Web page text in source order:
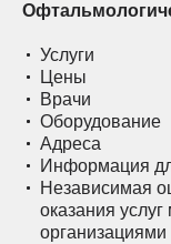
Услуги
Цены
Врачи
Оборудование
Адреса
Информация
Независимая
оказания
организациями